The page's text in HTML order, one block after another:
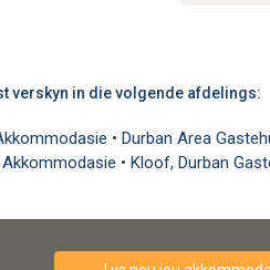
verskyn in die volgende afdelings:
• Durban Area
• Kloof, Durban